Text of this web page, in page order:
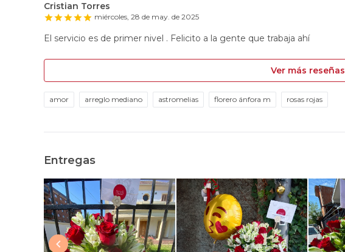
Cristian Torres
miércoles, 28 de may. de 2025
El servicio es de primer nivel . Felicito a la gente que trabaja ahí
Ver más reseñas
amor arreglo mediano astromelias florero ánfora m rosas rojas
Entregas